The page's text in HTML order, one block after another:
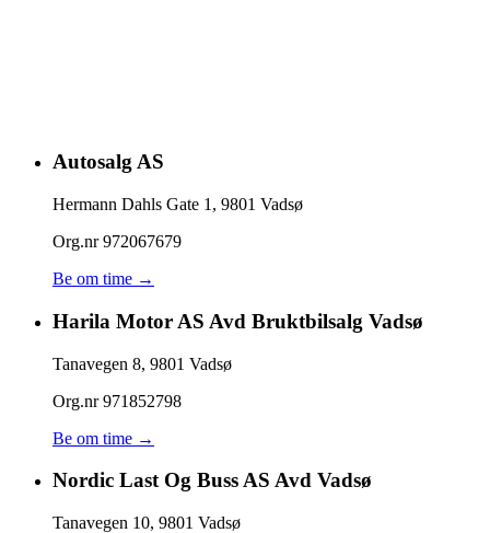
Autosalg AS
Hermann Dahls Gate 1 , 9801 Vadsø
Org.nr972067679
Be om time →
Harila Motor AS Avd Bruktbilsalg Vadsø
Tanavegen 8, 9801 Vadsø
Org.nr971852798
Be om time →
Nordic Last Og Buss AS Avd Vadsø
Tanavegen 10, 9801 Vadsø